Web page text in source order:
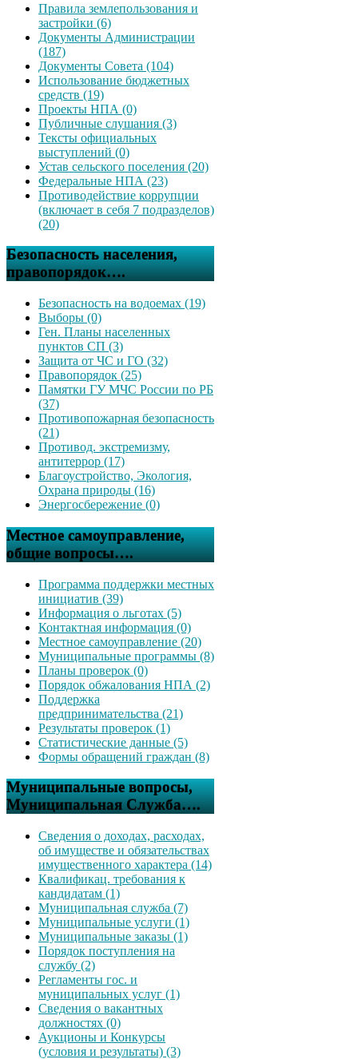
Правила землепользования и
застройки (6)
Документы Администрации
(187)
Документы Совета (104)
Использование бюджетных
средств (19)
Проекты НПА (0)
Публичные слушания (3)
Тексты официальных
выступлений (0)
Устав сельского поселения (20)
Федеральные НПА (23)
Противодействие коррупции
(включает в себя 7 подразделов)
(20)
Безопасность населения,
правопорядок….
Безопасность на водоемах (19)
Выборы (0)
Ген. Планы населенных
пунктов СП (3)
Защита от ЧС и ГО (32)
Правопорядок (25)
Памятки ГУ МЧС России по РБ
(37)
Противопожарная безопасность
(21)
Противод. экстремизму,
антитеррор (17)
Благоустройство, Экология,
Охрана природы (16)
Энергосбережение (0)
Местное самоуправление,
общие вопросы….
Программа поддержки местных
инициатив (39)
Информация о льготах (5)
Контактная информация (0)
Местное самоуправление (20)
Муниципальные программы (8)
Планы проверок (0)
Порядок обжалования НПА (2)
Поддержка
предпринимательства (21)
Результаты проверок (1)
Статистические данные (5)
Формы обращений граждан (8)
Муниципальные вопросы,
Муниципальная Служба….
Сведения о доходах, расходах,
об имуществе и обязательствах
имущественного характера (14)
Квалификац. требования к
кандидатам (1)
Муниципальная служба (7)
Муниципальные услуги (1)
Муниципальные заказы (1)
Порядок поступления на
службу (2)
Регламенты гос. и
муниципальных услуг (1)
Сведения о вакантных
должностях (0)
Аукционы и Конкурсы
(условия и результаты) (3)